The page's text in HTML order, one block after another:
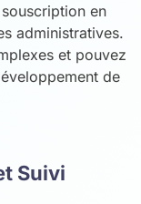
en
administratives.
et pouvez
de
Suivi